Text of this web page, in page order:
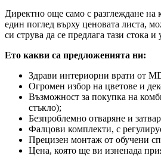
Директно още само с разглеждане на
един поглед върху ценовата листа,
си струва да се предлага тази стока и
Ето какви са предложенията ни:
Здрави интериорни врати от
Огромен избор на цветове и
Възможност за покупка на
стъкло);
Безпроблемно отваряне и
Фалцови комплекти, с
Прецизен монтаж от обучени
Цена, която ще ви изненада